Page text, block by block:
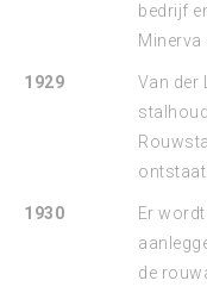
bedrijf
Minerva
1929
Van der
ontstaat
1930
Er
de